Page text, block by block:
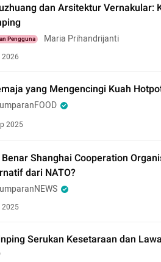
dan Arsitektur Vernakular:
Pengguna Maria Prihandrijanti
2026
yang Mengencingi Kuah
2025
Shanghai Cooperation
dari NATO?
2025
Serukan Kesetaraan dan